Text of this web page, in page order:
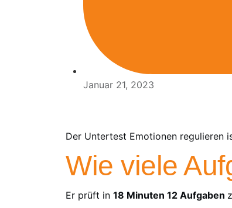
Januar 21, 2023
Der Untertest Emotionen regulieren
Wie viele
Er prüft in 18 Minuten 12 Aufgaben